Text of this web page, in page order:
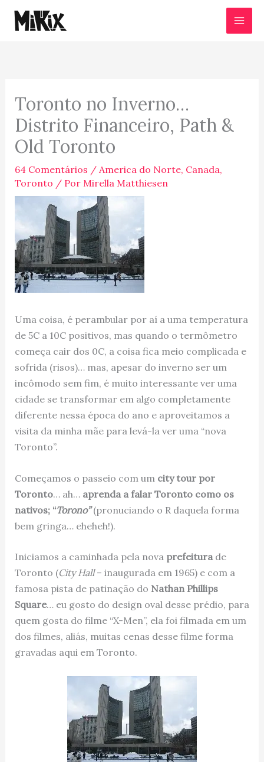
para
Toronto no Inverno…
Distrito Financeiro, Path &
Old Toronto
64 Comentários / America do Norte, Canada,
Toronto / Por Mirella Matthiesen
Uma coisa, é perambular por aí a uma temperatura
de 5C a 10C positivos, mas quando o termômetro
começa cair dos 0C, a coisa fica meio complicada e
sofrida (risos)… mas, apesar do inverno ser um
incômodo sem fim, é muito interessante ver uma
cidade se transformar em algo completamente
diferente nessa época do ano e aproveitamos a
visita da minha mãe para levá-la ver uma “nova
Toronto”.
Começamos o passeio com um city tour por
Toronto… ah… aprenda a falar Toronto como os
nativos; “Torono”(pronuciando o R daquela forma
bem gringa… eheheh!).
Iniciamos a caminhada pela nova prefeiturade
Toronto (City Hall– inaugurada em 1965) e com a
famosa pista de patinação do Nathan Phillips
Square… eu gosto do design oval desse prédio, para
quem gosta do filme “X-Men”, ela foi filmada em um
dos filmes, aliás, muitas cenas desse filme forma
gravadas aqui em Toronto.